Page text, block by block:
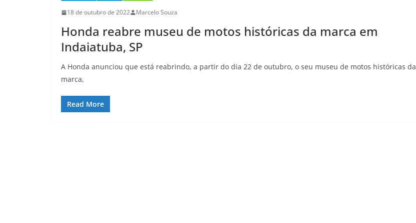
18 de outubro de 2022 Marcelo Souza
Honda reabre museu de motos históricas da marca em
Indaiatuba, SP
A Honda anunciou que está reabrindo, a partir do dia 22 de outubro, o seu museu de motos históricas da
marca,
Read More